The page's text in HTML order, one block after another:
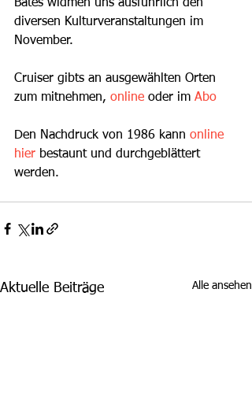
Bates widmen uns ausführlich den
diversen Kulturveranstaltungen im
November.
Cruiser gibts an ausgewählten Orten
zum mitnehmen, online oder im Abo
Den Nachdruck von 1986 kann online
hier bestaunt und durchgeblättert
werden.
Aktuelle Beiträge Alle ansehen